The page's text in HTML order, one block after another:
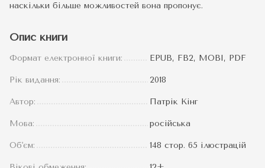
наскільки більше можливостей вона пропонує.
Опис книги
Формат електронної книги: EPUB, FB2, MOBI, PDF
Рік видання: 2018
Автор: Патрік Кінг
Мова: російська
Об'єм: 148 стор. 65 ілюстрацій